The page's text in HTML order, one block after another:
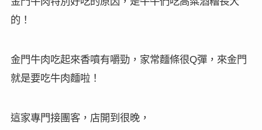
的！
金門牛肉吃起來香噴有嚼勁，家常麵條很Q彈，來金門
就是要吃牛肉麵啦！
這家專門接團客，店開到很晚，